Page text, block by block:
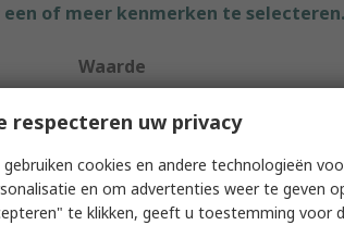
of meer kenmerken te selecteren.
Waarde
Phoenix Contact
1298070
Battery Power Connector
respecteren uw privacy
gebruiken cookies en andere technologieën
en om advertenties weer te geven
te klikken, geeft u toestemming voor